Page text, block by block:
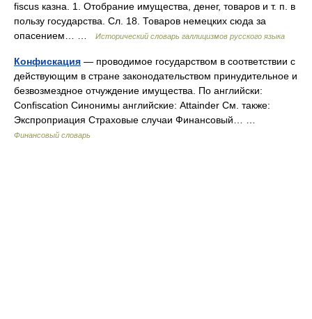
fiscus казна. 1. Отобрание имущества, денег, товаров и т. п. в
пользу государства. Сл. 18. Товаров немецких сюда за
опасением… …
Исторический словарь галлицизмов русского языка
Конфискация — проводимое государством в соответствии с
действующим в стране законодательством принудительное и
безвозмездное отчуждение имущества. По английски:
Confiscation Синонимы английские: Attainder См. также:
Экспроприация Страховые случаи Финансовый… …
Финансовый словарь